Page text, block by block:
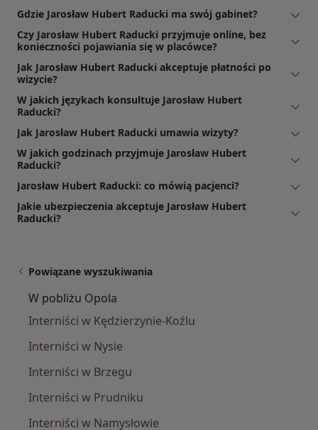
Gdzie Jarosław Hubert Raducki ma swój gabinet?
Czy Jarosław Hubert Raducki przyjmuje online, bez
konieczności pojawiania się w placówce?
Jak Jarosław Hubert Raducki akceptuje płatności po
wizycie?
W jakich językach konsultuje Jarosław Hubert
Raducki?
Jak Jarosław Hubert Raducki umawia wizyty?
W jakich godzinach przyjmuje Jarosław Hubert
Raducki?
Jarosław Hubert Raducki: co mówią pacjenci?
Jakie ubezpieczenia akceptuje Jarosław Hubert
Raducki?
Powiązane wyszukiwania
W pobliżu Opola
Interniści w Kędzierzynie-Koźlu
Interniści w Nysie
Interniści w Brzegu
Interniści w Prudniku
Interniści w Namysłowie